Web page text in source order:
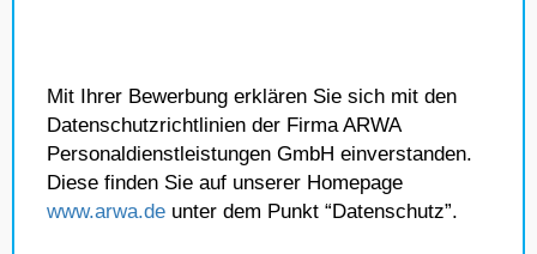
Mit Ihrer Bewerbung erklären Sie sich mit den
Datenschutzrichtlinien der Firma ARWA
Personaldienstleistungen GmbH einverstanden.
Diese finden Sie auf unserer Homepage
www.arwa.de unter dem Punkt “Datenschutz”.